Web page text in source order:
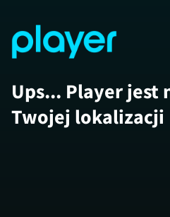
Ups... Player jest
Twojej lokalizacji